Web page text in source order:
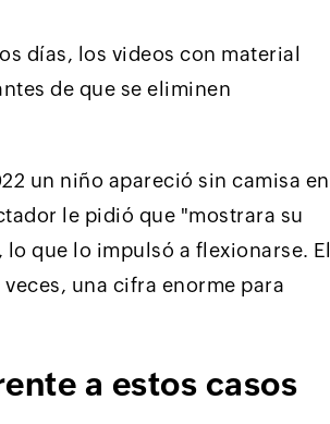
días, los videos con material
de que se eliminen
un niño apareció sin camisa en
le pidió que "mostrara su
que lo impulsó a flexionarse. El
una cifra enorme para
a estos casos